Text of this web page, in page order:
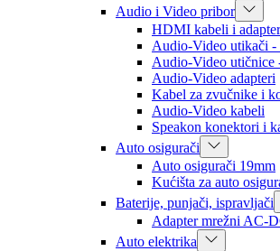
Audio i Video pribor
HDMI kabeli i
Audio-Video utikači -
Audio-Video utičnice
Audio-Video adapteri
Kabel za zvučnike i
Audio-Video kabeli
Speakon konektori i
Auto osigurači
Auto osigurači 19mm
Kućišta za auto
Baterije, punjači, ispravljači
Adapter mrežni AC-
Auto elektrika